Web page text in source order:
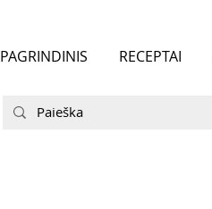
PAGRINDINIS RECEPTAI